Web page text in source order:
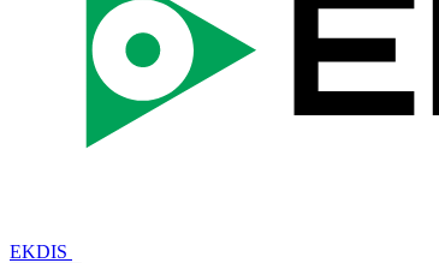
EKDIS